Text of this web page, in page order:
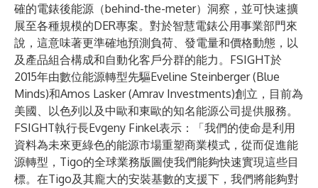
確的電錶後能源（behind-the-meter）洞察，並可快速擴
展至各種規模的DER專案。對於智慧電錶公用事業部門來
說，這意味著更準確地預測負荷、發電量和價格動態，以
及產品組合構成和自動化客戶分群的能力。FSIGHT於
2015年由數位能源轉型先驅Eveline Steinberger (Blue
Minds)和Amos Lasker (Amrav Investments)創立，目前為
美國、以色列以及中歐和東歐的知名能源公司提供服務。
FSIGHT執行長Evgeny Finkel表示：「我們的使命是利用
資料為未來更綠色的能源市場重塑商業模式，從而促進能
源轉型，Tigo的全球業務版圖使我們能夠快速實現這些目
標。在Tigo及其龐大的安裝基數的支援下，我們將能夠對